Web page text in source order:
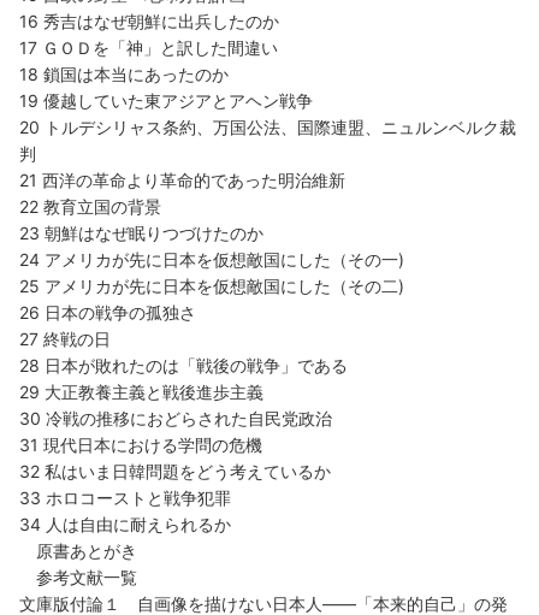
16 秀吉はなぜ朝鮮に出兵したのか
17 ＧＯＤを「神」と訳した間違い
18 鎖国は本当にあったのか
19 優越していた東アジアとアヘン戦争
20 トルデシリャス条約、万国公法、国際連盟、ニュルンベルク裁
判
21 西洋の革命より革命的であった明治維新
22 教育立国の背景
23 朝鮮はなぜ眠りつづけたのか
24 アメリカが先に日本を仮想敵国にした（その一)
25 アメリカが先に日本を仮想敵国にした（その二)
26 日本の戦争の孤独さ
27 終戦の日
28 日本が敗れたのは「戦後の戦争」である
29 大正教養主義と戦後進歩主義
30 冷戦の推移におどらされた自民党政治
31 現代日本における学問の危機
32 私はいま日韓問題をどう考えているか
33 ホロコーストと戦争犯罪
34 人は自由に耐えられるか
原書あとがき
参考文献一覧
文庫版付論１ 自画像を描けない日本人――「本来的自己」の発